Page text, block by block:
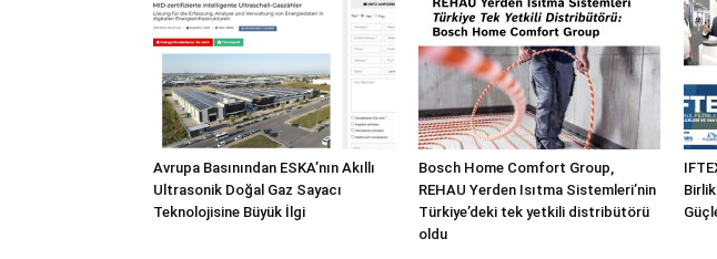
Avrupa Basınından ESKA’nın Akıllı
Ultrasonik Doğal Gaz Sayacı
Teknolojisine Büyük İlgi
Bosch Home Comfort Group,
REHAU Yerden Isıtma Sistemleri’nin
Türkiye’deki tek yetkili distribütörü
oldu